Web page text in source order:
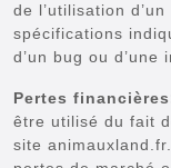
de l’utilisation
spécifications
d’un bug ou d’une
Pertes
être utilisé du fait
site